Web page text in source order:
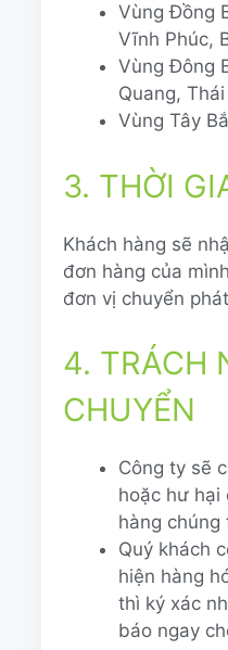
Vùng Đồng
Vĩnh Phúc,
Vùng Đông
Quang,
Vùng Tây
3. THỜI
Khách hàng sẽ
đơn hàng của
đơn vị chuyển
4. TRÁCH
CHUYỂN
Công ty sẽ
hoặc hư hại
hàng chúng
Quý khách
hiện hàng
thì ký xác
báo ngay